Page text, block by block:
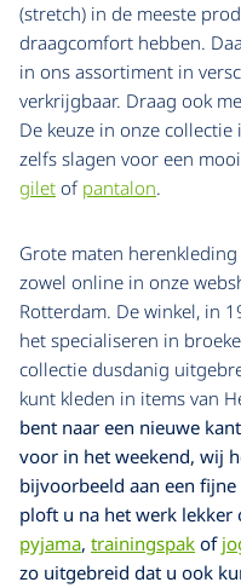
(stretch) in de meeste
draagcomfort hebben.
in ons assortiment in
verkrijgbaar. Draag ook
De keuze in onze
zelfs slagen voor een
gilet of pantalon.
Grote maten
zowel online in onze
Rotterdam. De winkel, in
het specialiseren in
collectie dusdanig
kunt kleden in items van
bent naar een nieuwe
voor in het weekend, wij
bijvoorbeeld aan een fijne
ploft u na het werk lekker
pyjama, trainingspak of
zo uitgebreid dat u ook